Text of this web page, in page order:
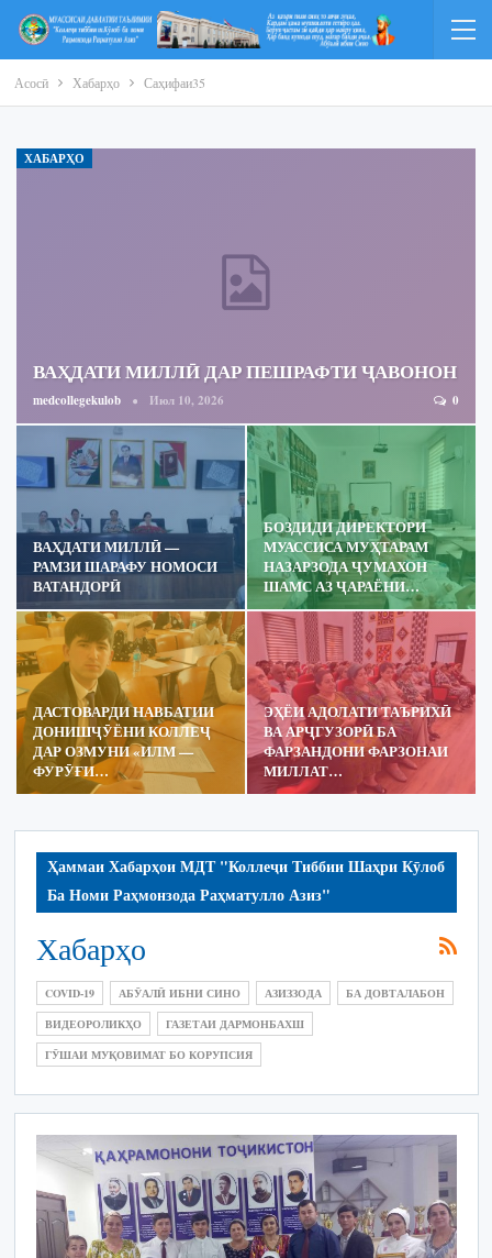
Асосӣ Хабарҳо Саҳифаи35
ХАБАРҲО
ВАҲДАТИ МИЛЛӢ ДАР ПЕШРАФТИ ҶАВОНОН
medcollegekulob Июл 10, 2026 0
ВАҲДАТИ МИЛЛӢ —
РАМЗИ ШАРАФУ НОМОСИ
ВАТАНДОРӢ
БОЗДИДИ ДИРЕКТОРИ
МУАССИСА МУҲТАРАМ
НАЗАРЗОДА ҶУМАХОН
ШАМС АЗ ҶАРАЁНИ…
ДАСТОВАРДИ НАВБАТИИ
ДОНИШҶӮЁНИ КОЛЛЕҶ
ДАР ОЗМУНИ «ИЛМ —
ФУРӮҒИ…
ЭҲЁИ АДОЛАТИ ТАЪРИХӢ
ВА АРҶГУЗОРӢ БА
ФАРЗАНДОНИ ФАРЗОНАИ
МИЛЛАТ…
Ҳаммаи Хабарҳои МДТ "Коллеҷи Тиббии Шаҳри Кӯлоб
Ба Номи Раҳмонзода Раҳматулло Азиз"
Хабарҳо
COVID-19 АБӮАЛӢ ИБНИ СИНО АЗИЗЗОДА
БА ДОВТАЛАБОН
ВИДЕОРОЛИКҲО
ГАЗЕТАИ ДАРМОНБАХШ
ГӮШАИ МУҚОВИМАТ БО КОРУПСИЯ